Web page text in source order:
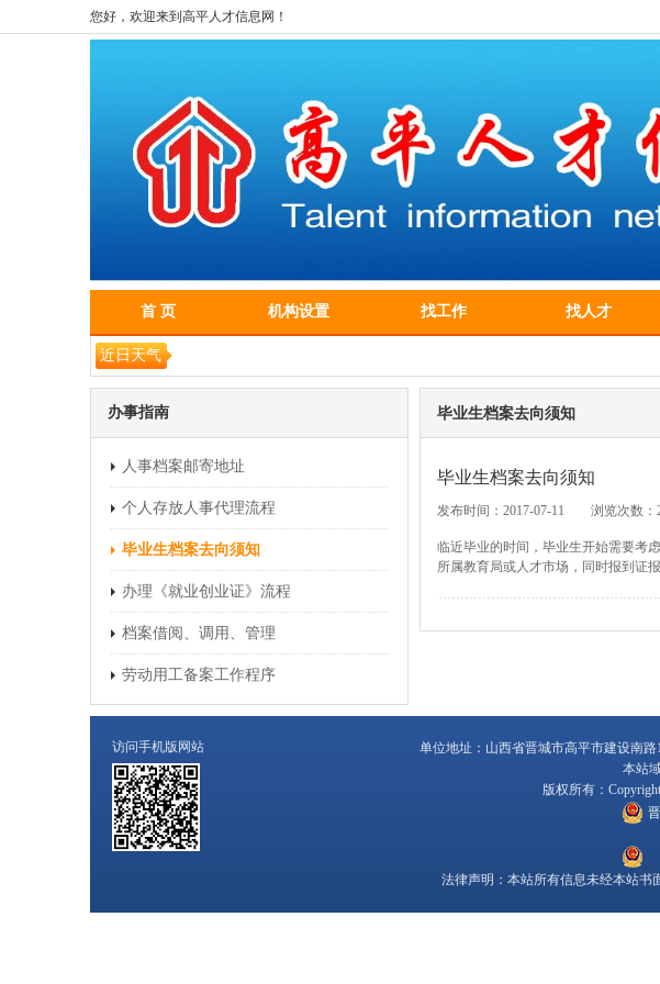
您好，欢迎来到高平人才信息网！
首 页 机构设置 找工作 找人才
近日天气
毕业生档案去向须知
毕业生档案去向须知
发布时间：2017-07-11 浏览次数：
临近毕业的时间，毕业生开始需要考
所属教育局或人才市场，同时报到证报
办事指南
人事档案邮寄地址
个人存放人事代理流程
毕业生档案去向须知
办理《就业创业证》流程
档案借阅、调用、管理
劳动用工备案工作程序
访问手机版网站 单位地址： 山西省晋城市高平市建设南路
本站
版权所有：
法律声明： 本站所有信息未经本站书